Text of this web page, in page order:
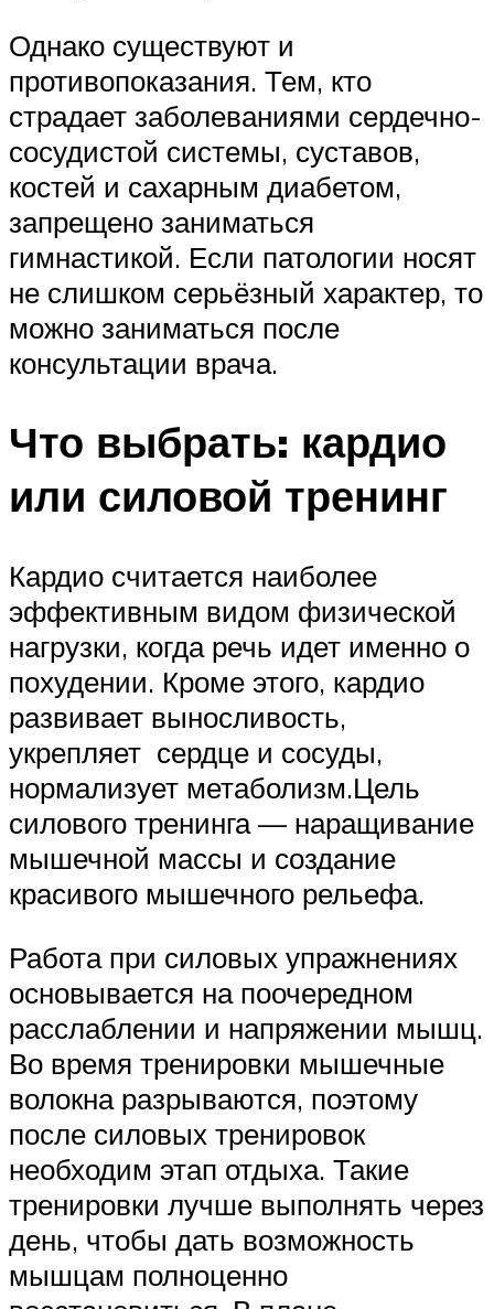
Однако существуют и
противопоказания. Тем, кто
страдает заболеваниями сердечно-
сосудистой системы, суставов,
костей и сахарным диабетом,
запрещено заниматься
гимнастикой. Если патологии носят
не слишком серьёзный характер, то
можно заниматься после
консультации врача.
Что выбрать: кардио
или силовой тренинг
Кардио считается наиболее
эффективным видом физической
нагрузки, когда речь идет именно о
похудении. Кроме этого, кардио
развивает выносливость,
укрепляет сердце и сосуды,
нормализует метаболизм.Цель
силового тренинга — наращивание
мышечной массы и создание
красивого мышечного рельефа.
Работа при силовых упражнениях
основывается на поочередном
расслаблении и напряжении мышц.
Во время тренировки мышечные
волокна разрываются, поэтому
после силовых тренировок
необходим этап отдыха. Такие
тренировки лучше выполнять через
день, чтобы дать возможность
мышцам полноценно